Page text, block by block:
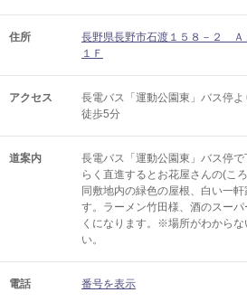
住所
長野県長野市石渡１５８－２
１Ｆ
アクセス
長電バス「運動公園東」バス停
徒歩5分
道案内
長電バス「運動公園東」バス停
らく直進するとお花屋さんの(こ
同敷地内の緑色の屋根、白い一
す。ラーメン竹田様、酒のスー
くになります。※場所がわから
い。
電話 番号を表示